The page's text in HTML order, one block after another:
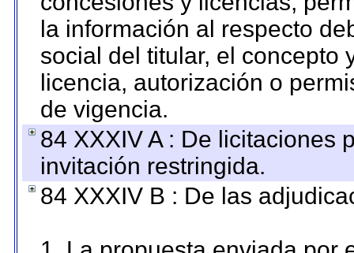
la información al respecto
social del titular, el concepto
licencia, autorización o
de vigencia.
84 XXXIV A : De licitaciones
invitación restringida.
84 XXXIV B : De las